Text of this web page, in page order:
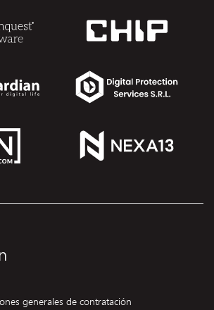
generales de contratación